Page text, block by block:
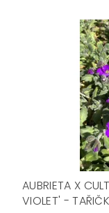
AUBRIETA X
VIOLET' -